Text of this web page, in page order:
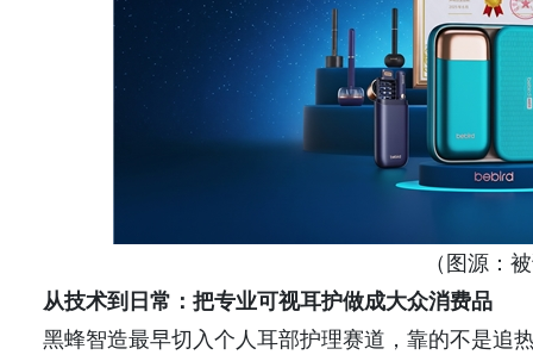
（图源：被
从技术到日常：把专业可视耳护做成大众消费品
黑蜂智造最早切入个人耳部护理赛道，靠的不是追